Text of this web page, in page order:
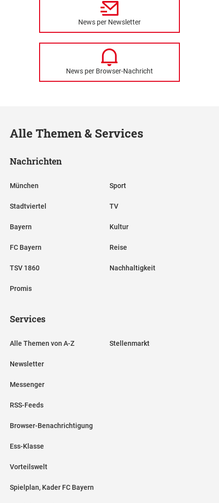
News per Newsletter
News per Browser-Nachricht
Alle Themen & Services
Nachrichten
München
Stadtviertel
Bayern
FC Bayern
TSV 1860
Promis
Sport
TV
Kultur
Reise
Nachhaltigkeit
Services
Alle Themen von A-Z
Newsletter
Messenger
RSS-Feeds
Browser-Benachrichtigung
Ess-Klasse
Vorteilswelt
Spielplan, Kader FC Bayern
Stellenmarkt